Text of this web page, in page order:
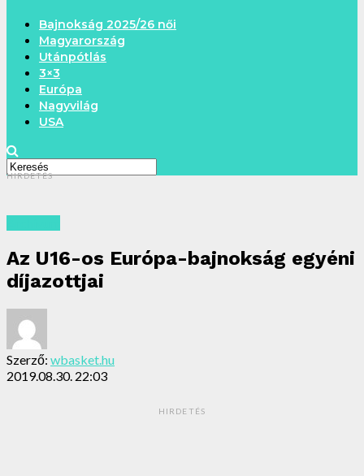
Bajnokság 2025/26 női
Magyarország
Utánpótlás
3×3
Európa
Nagyvilág
USA
HIRDETÉS
Az U16-os Európa-bajnokság egyéni
díjazottjai
Szerző: wbasket.hu
2019.08.30. 22:03
HIRDETÉS